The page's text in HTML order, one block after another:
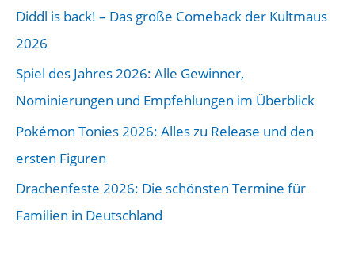
Diddl is back! – Das große Comeback der Kultmaus
2026
Spiel des Jahres 2026: Alle Gewinner,
Nominierungen und Empfehlungen im Überblick
Pokémon Tonies 2026: Alles zu Release und den
ersten Figuren
Drachenfeste 2026: Die schönsten Termine für
Familien in Deutschland
t
r
a
g
s